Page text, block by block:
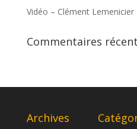
Vidéo – Clément Lemenicier
Commentaires
Archives